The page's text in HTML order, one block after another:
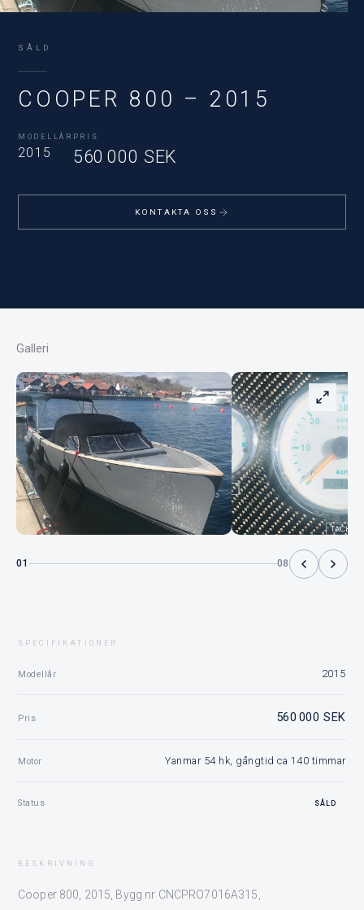
SÅLD
COOPER 800 – 2015
MODELLÅR
2015
PRIS
560 000 SEK
KONTAKTA OSS
Galleri
01 08
SPECIFIKATIONER
Modellår 2015
Pris 560 000 SEK
Motor Yanmar 54 hk, gångtid ca 140 timmar
Status SÅLD
BESKRIVNING
Cooper 800, 2015, Bygg nr CNCPRO7016A315,